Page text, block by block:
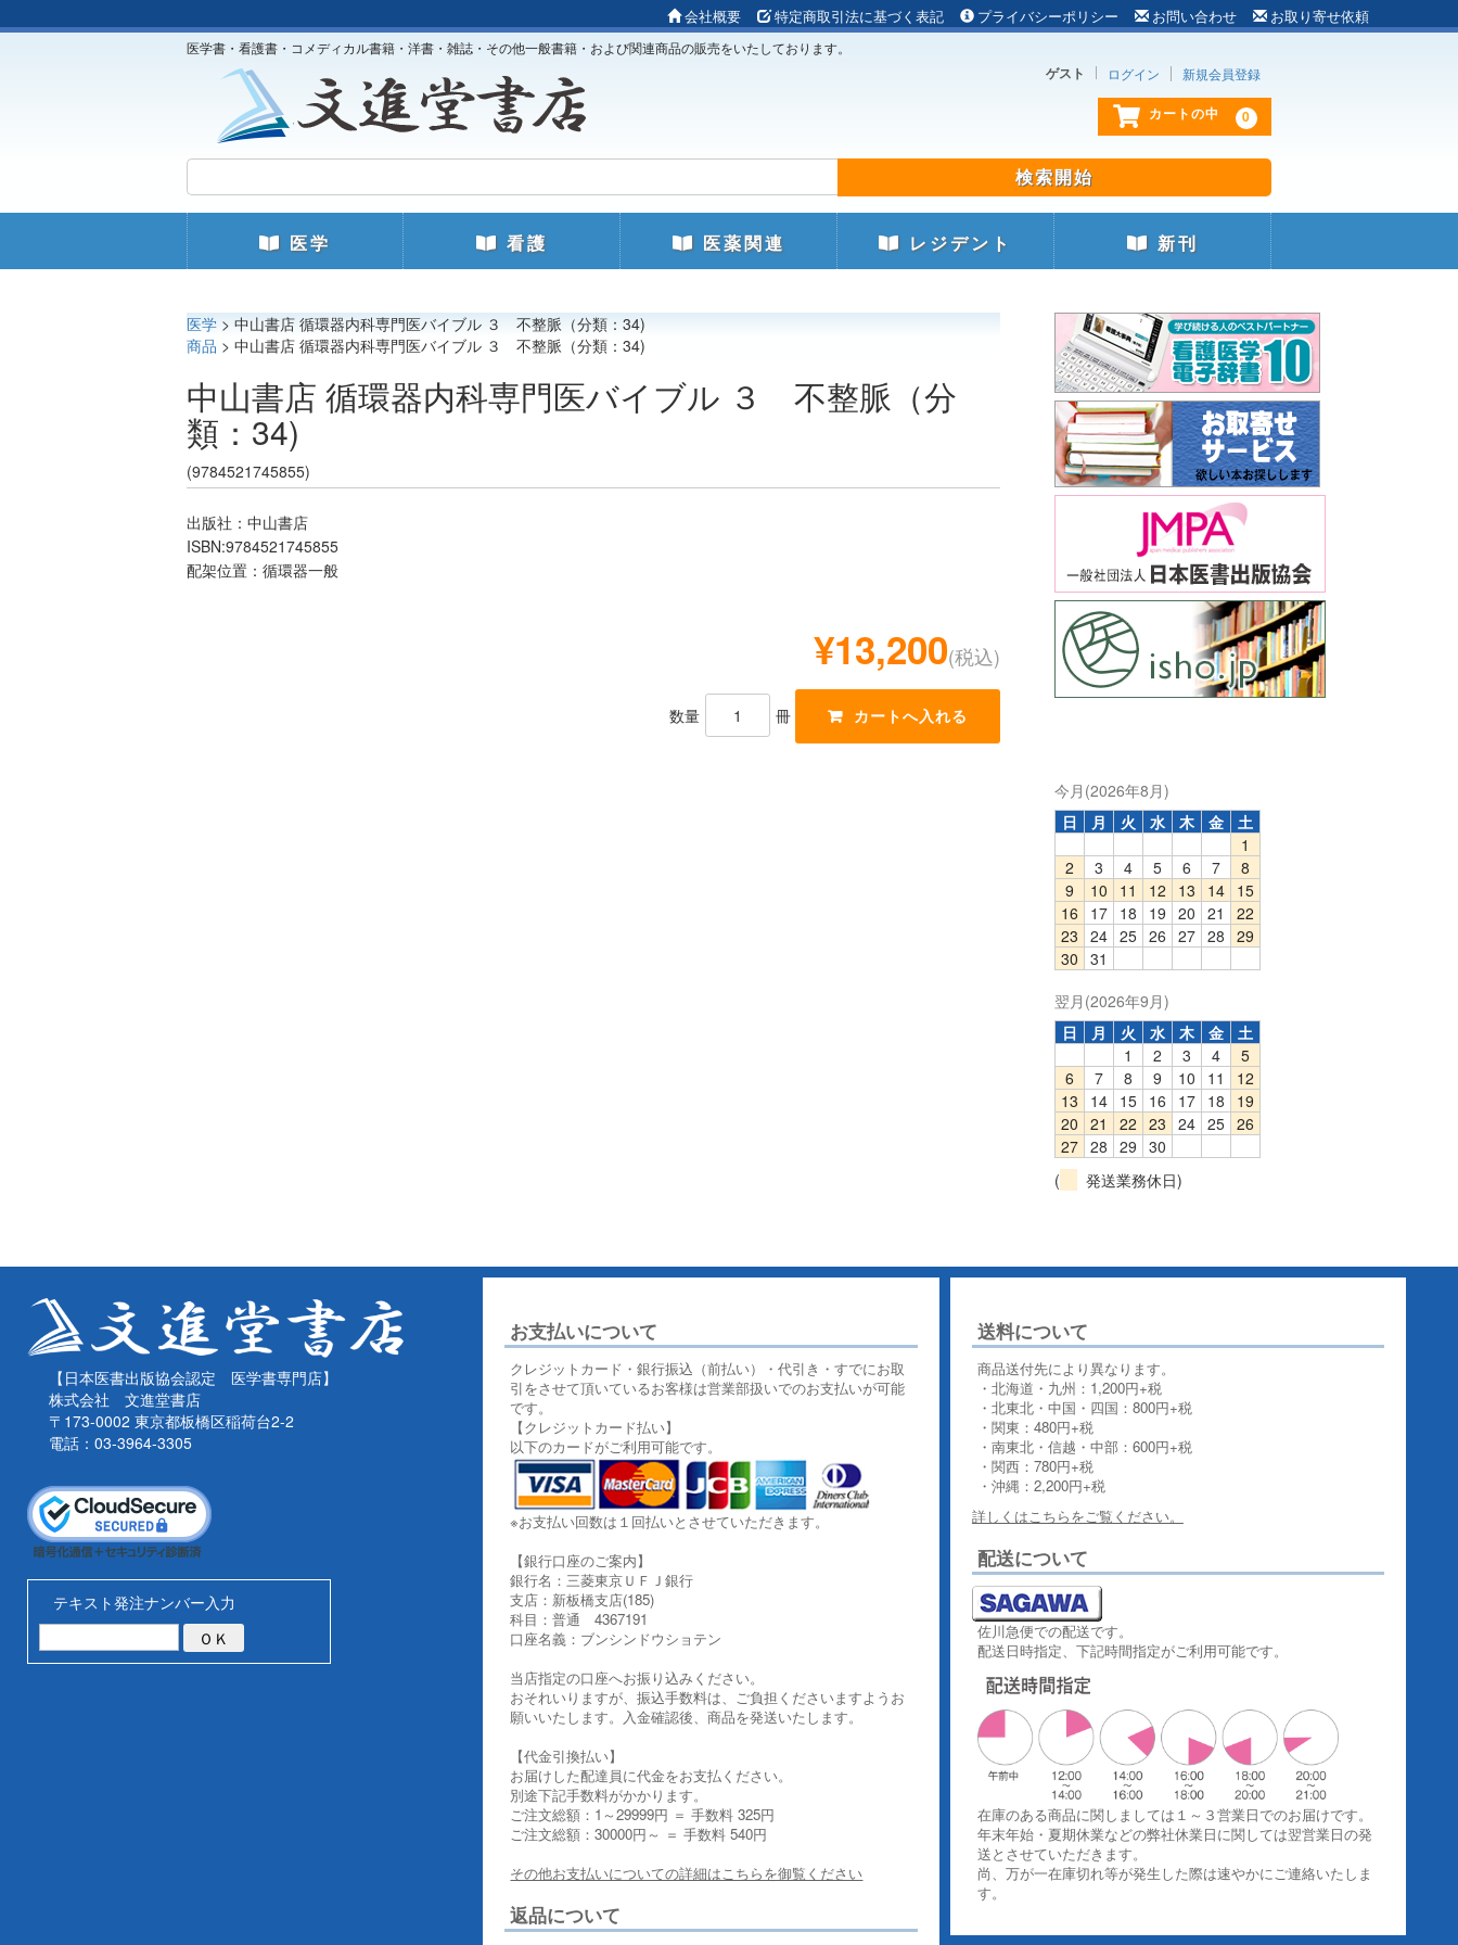
会社概要 特定商取引法に基づく表記 プライバシーポリシー お問い合わせ お取り寄せ依頼
医学書・看護書・コメディカル書籍・洋書・雑誌・その他一般書籍・および関連商品の販売をいたしております。
ゲスト ログイン 新規会員登録
カートの中 0
医学 看護 医薬関連 レジデント 新刊
医学 > 中山書店 循環器内科専門医バイブル ３ 不整脈（分類：34)
商品 > 中山書店 循環器内科専門医バイブル ３ 不整脈（分類：34)
中山書店 循環器内科専門医バイブル ３ 不整脈（分
類：34)
(9784521745855)
出版社：中山書店
ISBN:9784521745855
配架位置：循環器一般
¥13,200(税込)
数量 冊
今月(2026年8月)
日
月 火 水 木 金
土
1
2
3 4 5 6 7
8
9
10 11 12 13 14 15
16
17 18 19 20 21
22
23 24 25 26 27 28 29
30 31
翌月(2026年9月)
日
月 火 水 木 金
土
1
2 3 4
5
6
7 8 9 10 11
12
13
14 15 16 17 18
19
20 21 22 23 24 25 26
27 28 29 30
(
発送業務休日)
【日本医書出版協会認定 医学書専門店】
株式会社 文進堂書店
〒173-0002 東京都板橋区稲荷台2-2
電話：03-3964-3305
テキスト発注ナンバー入力
お支払いについて
クレジットカード・銀行振込（前払い）・代引き・すでにお取
引をさせて頂いているお客様は営業部扱いでのお支払いが可能
です。
【クレジットカード払い】
以下のカードがご利用可能です。
※お支払い回数は１回払いとさせていただきます。
【銀行口座のご案内】
銀行名：三菱東京ＵＦＪ銀行
支店：新板橋支店(185)
科目：普通 4367191
口座名義：ブンシンドウショテン
当店指定の口座へお振り込みください。
おそれいりますが、振込手数料は、ご負担くださいますようお
願いいたします。入金確認後、商品を発送いたします。
【代金引換払い】
お届けした配達員に代金をお支払ください。
別途下記手数料がかかります。
ご注文総額：1～29999円 ＝ 手数料 325円
ご注文総額：30000円～ ＝ 手数料 540円
その他お支払いについての詳細はこちらを御覧ください
返品について
送料について
商品送付先により異なります。
・北海道・九州：1,200円+税
・北東北・中国・四国：800円+税
・関東：480円+税
・南東北・信越・中部：600円+税
・関西：780円+税
・沖縄：2,200円+税
詳しくはこちらをご覧ください。
配送について
佐川急便での配送です。
配送日時指定、下記時間指定がご利用可能です。
在庫のある商品に関しましては１～３営業日でのお届けです。
年末年始・夏期休業などの弊社休業日に関しては翌営業日の発
送とさせていただきます。
尚、万が一在庫切れ等が発生した際は速やかにご連絡いたしま
す。